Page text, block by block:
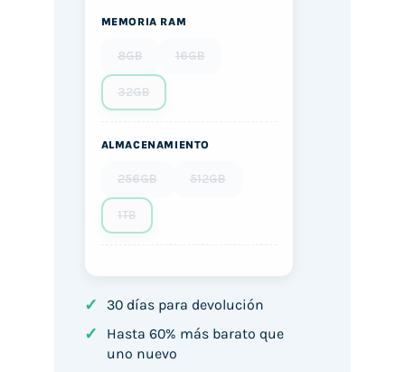
MEMORIA RAM
8GB 16GB
32GB
ALMACENAMIENTO
256GB 512GB
1TB
✓ 30 días para devolución
✓
Hasta 60% más barato que
uno nuevo